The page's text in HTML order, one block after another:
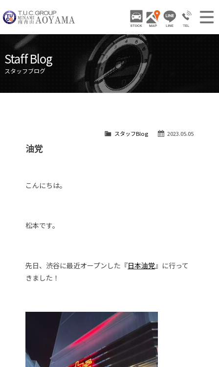
TUCグループ 南青山
STOCK ACCESS LINE 03-
NEWS INFO / ニュース
STOCK CAR LIST / 在庫車両情報
GALLERY / 販売車両ギャラリー
TRADE IN / 買取査定
Staff Blog
スタッフブログ
2023.05.05
スタッフBlog
油党
こんにちは。
松本です。
先日、渋谷に最近オープンした『日本油党 』に行って
きました！